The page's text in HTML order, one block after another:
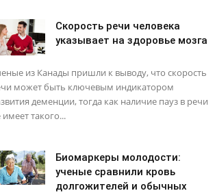
Скорость речи человека
указывает на здоровье мозга
из Канады пришли к выводу, что скорость
может быть ключевым индикатором
деменции, тогда как наличие пауз в речи
имеет такого...
Биомаркеры молодости:
ученые сравнили кровь
долгожителей и обычных